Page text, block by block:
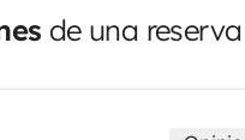
de una